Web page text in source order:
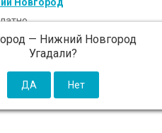
— Нижний Новгород
Угадали?
- 300 ₽ (от 5 000 ₽